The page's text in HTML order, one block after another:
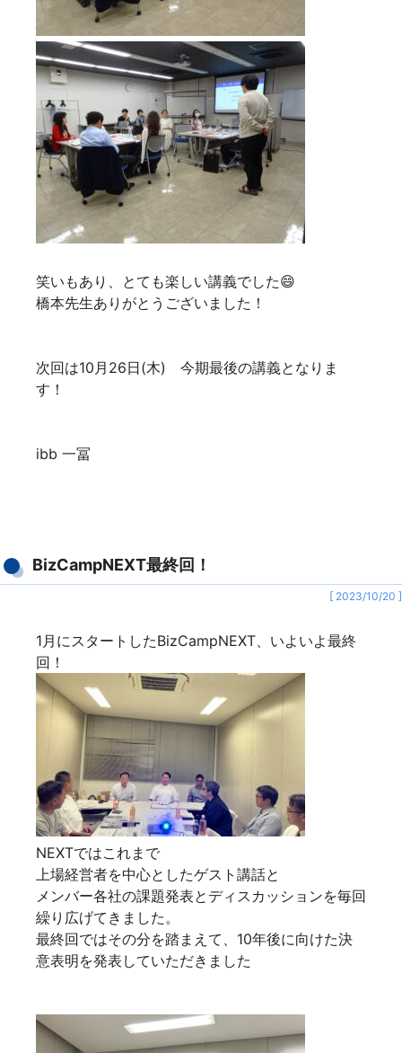
笑いもあり、とても楽しい講義でした😄
橋本先生ありがとうございました！
次回は10月26日(木) 今期最後の講義となりま
す！
ibb 一冨
BizCampNEXT最終回！
[ 2023/10/20 ]
1月にスタートしたBizCampNEXT、いよいよ最終
回！
NEXTではこれまで
上場経営者を中心としたゲスト講話と
メンバー各社の課題発表とディスカッションを毎回
繰り広げてきました。
最終回ではその分を踏まえて、10年後に向けた決
意表明を発表していただきました